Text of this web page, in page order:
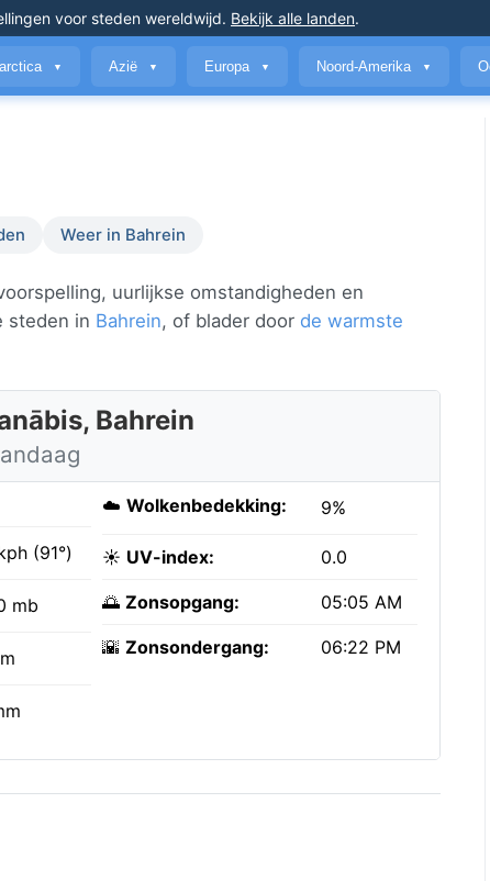
voor steden wereldwijd. Bekijk alle landen.
▼ Azië ▼ Europa ▼ Noord-Amerika ▼
Weer in Bahrein
uurlijkse omstandigheden en
steden in Bahrein, of blader door de warmste
Bahrein
(91°)
mb
☁️ Wolkenbedekking: 9%
☀️ UV-index: 0.0
🌅 Zonsopgang: 05:05 AM
🌇 Zonsondergang: 06:22 PM